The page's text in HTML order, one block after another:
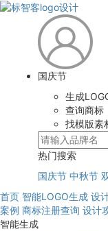
国庆节
生成
查询商标
找模版素
热门搜索
国庆节 中秋节
首页 智能LOGO生成 设
案例 商标注册查询 设计
智能生成